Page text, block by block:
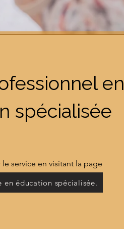
en
spécialisée
service en visitant la page
en éducation spécialisée.